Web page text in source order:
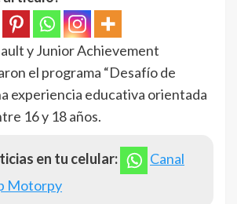
y Junior Achievement
el programa “Desafío de
experiencia educativa orientada
16 y 18 años.
en tu celular:
Canal
Motorpy